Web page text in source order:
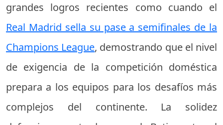
grandes logros recientes como cuando el
Real Madrid sella su pase a semifinales de la
Champions League, demostrando que el nivel
de exigencia de la competición doméstica
prepara a los equipos para los desafíos más
complejos del continente. La solidez